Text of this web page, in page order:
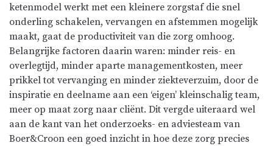
ketenmodel werkt met een kleinere zorgstaf die snel
onderling schakelen, vervangen en afstemmen mogelijk
maakt, gaat de productiviteit van die zorg omhoog.
Belangrijke factoren daarin waren: minder reis- en
overlegtijd, minder aparte managementkosten, meer
prikkel tot vervanging en minder ziekteverzuim, door de
inspiratie en deelname aan een ‘eigen’ kleinschalig team,
meer op maat zorg naar cliënt. Dit vergde uiteraard wel
aan de kant van het onderzoeks- en adviesteam van
Boer&Croon een goed inzicht in hoe deze zorg precies